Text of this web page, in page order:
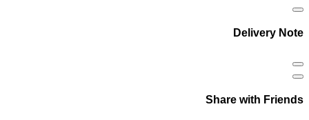
Delivery Note
Share with Friends